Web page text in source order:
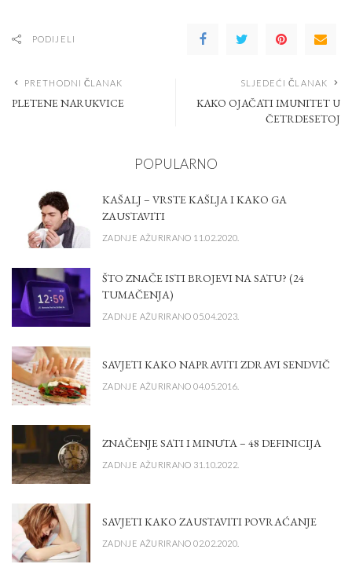
PODIJELI
PRETHODNI ČLANAK
PLETENE NARUKVICE
SLJEDEĆI ČLANAK
KAKO OJAČATI IMUNITET U
ČETRDESETOJ
POPULARNO
KAŠALJ – VRSTE KAŠLJA I KAKO GA
ZAUSTAVITI
ZADNJE AŽURIRANO 11.02.2020.
ŠTO ZNAČE ISTI BROJEVI NA SATU? (24
TUMAČENJA)
ZADNJE AŽURIRANO 05.04.2023.
SAVJETI KAKO NAPRAVITI ZDRAVI SENDVIČ
ZADNJE AŽURIRANO 04.05.2016.
ZNAČENJE SATI I MINUTA – 48 DEFINICIJA
ZADNJE AŽURIRANO 31.10.2022.
SAVJETI KAKO ZAUSTAVITI POVRAĆANJE
ZADNJE AŽURIRANO 02.02.2020.